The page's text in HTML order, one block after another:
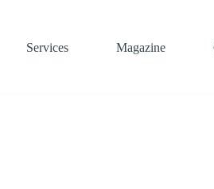
Services Magazine